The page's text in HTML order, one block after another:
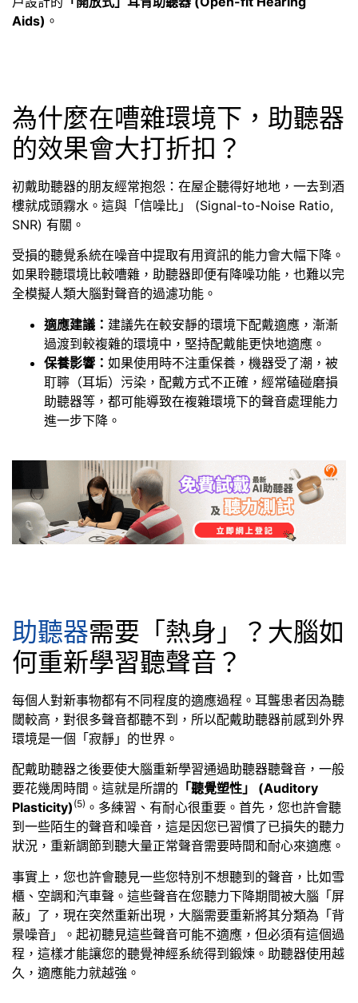
Aids) 。
為什麼在嘈雜環境下，助聽器
的效果會大打折扣？
初戴助聽器的朋友經常抱怨：在屋企聽得好地地，一去到酒
樓就成頭霧水。這與「信噪比」 (Signal-to-Noise Ratio,
SNR) 有關。
受損的聽覺系統在噪音中提取有用資訊的能力會大幅下降。
如果聆聽環境比較嘈雜，助聽器即便有降噪功能，也難以完
全模擬人類大腦對聲音的過濾功能。
適應建議： 建議先在較安靜的環境下配戴適應，漸漸
過渡到較複雜的環境中，堅持配戴能更快地適應。
保養影響： 如果使用時不注重保養，機器受了潮，被
耵聹（耳垢）污染，配戴方式不正確，經常磕碰磨損
助聽器等，都可能導致在複雜環境下的聲音處理能力
進一步下降。
助聽器需要「熱身」？大腦如
何重新學習聽聲音？
每個人對新事物都有不同程度的適應過程。耳聾患者因為聽
閾較高，對很多聲音都聽不到，所以配戴助聽器前感到外界
環境是一個「寂靜」的世界。
配戴助聽器之後要使大腦重新學習通過助聽器聽聲音，一般
要花幾周時間。這就是所謂的 「聽覺塑性」 (Auditory
Plasticity) (5) 。多練習、有耐心很重要。首先，您也許會聽
到一些陌生的聲音和噪音，這是因您已習慣了已損失的聽力
狀況，重新調節到聽大量正常聲音需要時間和耐心來適應。
事實上，您也許會聽見一些您特別不想聽到的聲音，比如雪
櫃、空調和汽車聲。這些聲音在您聽力下降期間被大腦「屏
蔽」了，現在突然重新出現，大腦需要重新將其分類為「背
景噪音」。起初聽見這些聲音可能不適應，但必須有這個過
程，這樣才能讓您的聽覺神經系統得到鍛煉。助聽器使用越
久，適應能力就越強。